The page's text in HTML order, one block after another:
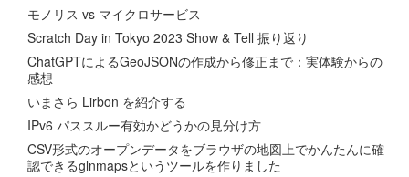
モノリス vs マイクロサービス
Scratch Day in Tokyo 2023 Show & Tell 振り返り
ChatGPTによるGeoJSONの作成から修正まで：実体験からの
感想
いまさら Lirbon を紹介する
IPv6 パススルー有効かどうかの見分け方
CSV形式のオープンデータをブラウザの地図上でかんたんに確
認できるglnmapsというツールを作りました